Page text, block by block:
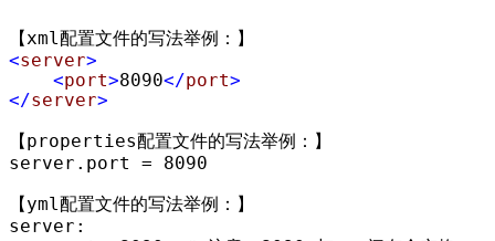
<server>
<port>8090</port>
</server>
【properties配置文件的写法举例：】
server.port = 8090
【yml配置文件的写法举例：】
server: